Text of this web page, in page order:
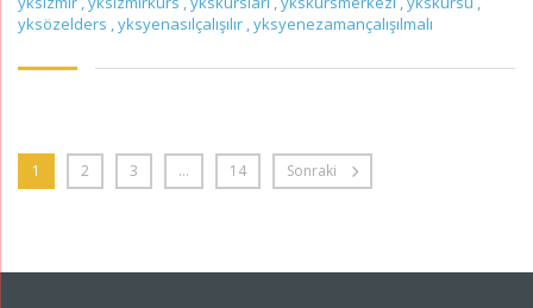
yksözelders ,yksyenasılçalışılır ,yksyenezamançalışılmalı
1 2 3 … 14 Sonraki